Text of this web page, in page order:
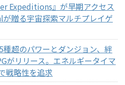
Expeditions』が早期アクセス
贈る宇宙探索マルチプレイゲ
超のパワーとダンジョン、絆
がリリース。エネルギータイマ
戦略性を追求